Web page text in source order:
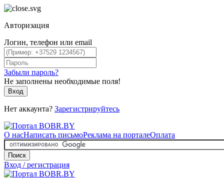
Авторизация
Логин, телефон или email
Забыли пароль?
Не заполнены необходимые поля!
Вход
Нет аккаунта? Зарегистрируйтесь
О насНаписать письмоРеклама на порталеОплата
Поиск
Вход / регистрация